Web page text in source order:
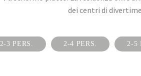
dei centri di
2-3 PERS. 2-4 PERS. 2-5